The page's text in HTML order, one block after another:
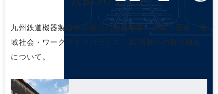
九州鉄道機器製造株式会社の会社概要、沿革・歴史、地
域社会・ワークライフバランス・3S活動への取り組み
について。